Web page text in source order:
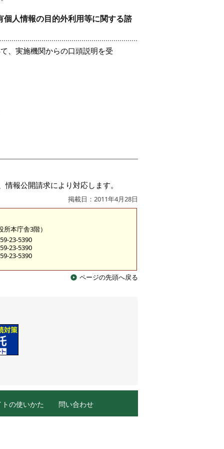
人情報の目的外利用等に関する諮
、実施機関からの口頭説明を受
報公開請求により対応します。
掲載日：2011年4月28日
本庁舎3階）
23-5390
23-5390
23-5390
ページの先頭へ戻る
の使いかた 問い合わせ